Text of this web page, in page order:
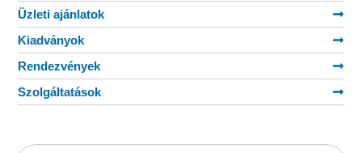
Üzleti ajánlatok
Kiadványok
Rendezvények
Szolgáltatások